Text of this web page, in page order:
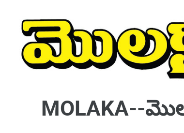
MOLAKA--